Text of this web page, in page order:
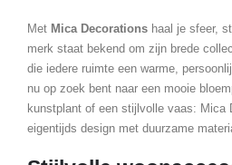
Met Mica Decorations haal je sfeer,
merk staat bekend om zijn brede
die iedere ruimte een warme,
nu op zoek bent naar een mooie
kunstplant of een stijlvolle vaas: Mica
eigentijds design met duurzame